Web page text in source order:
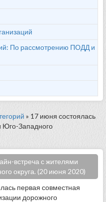
По рассмотрению ПОДД и
» 17 июня состоялась
Юго-Западного
встреча с жителями
округа. (20 июня 2020)
первая совместная
дорожного